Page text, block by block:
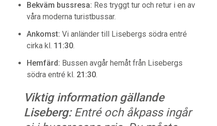
Bekväm bussresa: Res tryggt tur och retur i en av
våra moderna turistbussar.
Ankomst: Vi anländer till Lisebergs södra entré
cirka kl. 11:30.
Hemfärd: Bussen avgår hemåt från Lisebergs
södra entré kl. 21:30.
Viktig information gällande
Liseberg:Entré och åkpass ingår